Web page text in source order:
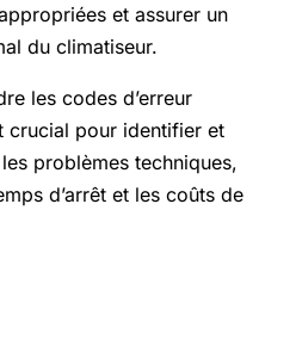
et assurer un
du climatiseur.
les codes d’erreur
crucial pour identifier et
problèmes techniques,
d’arrêt et les coûts de